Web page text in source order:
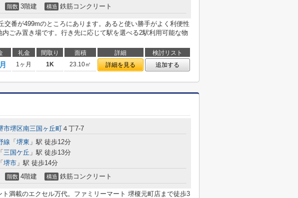
階数 3階建 構造 鉄筋コンクリート
交番が499mのところにあります。あると使い勝手がよく利便性
内ごみ置き場です。行き先に応じて駅を選べる2駅利用可能な物
礼金 間取り 面積 詳細
検討リスト
1ヶ月 1K 23.10㎡ 詳細を見る 追加する
市堺区南三国ヶ丘町 ４丁7-7
線 「 堺東 」駅 徒歩12分
「 三国ケ丘 」駅 徒歩13分
「 堺市 」駅 徒歩14分
階数 4階建 構造 鉄筋コンクリート
ト満載のエクセル万代。ファミリーマート 堺榎元町店まで徒歩3